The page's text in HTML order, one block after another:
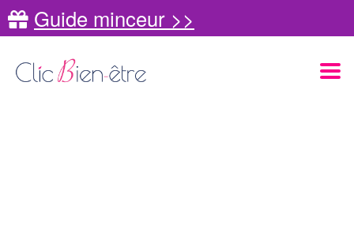
Guide minceur >>